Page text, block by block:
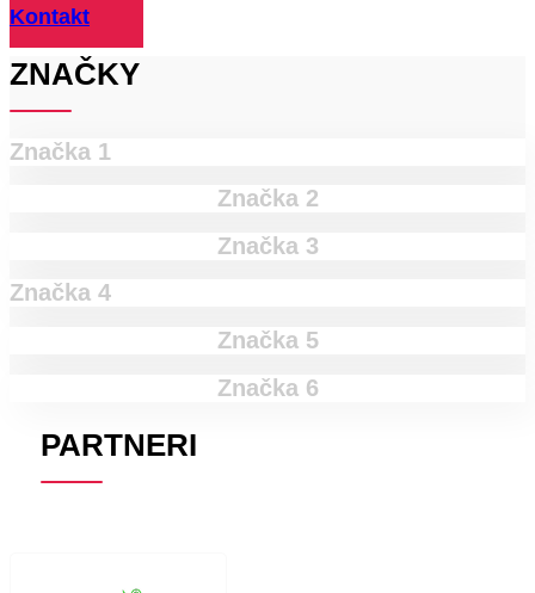
Kontakt
ZNAČKY
Značka 1
Značka 2
Značka 3
Značka 4
Značka 5
Značka 6
PARTNERI